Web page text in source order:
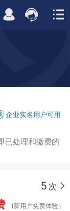
企业实名用户可用
已处理和缴费的
5 次
(新用户免费体验）